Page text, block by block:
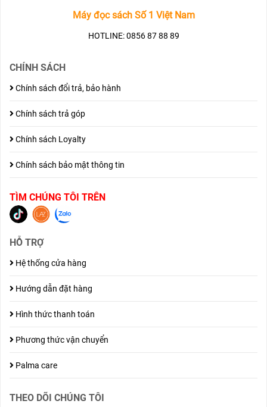
Máy đọc sách Số 1 Việt Nam
HOTLINE: 0856 87 88 89
CHÍNH SÁCH
Chính sách đổi trả, bảo hành
Chính sách trả góp
Chính sách Loyalty
Chính sách bảo mật thông tin
TÌM CHÚNG TÔI TRÊN
HỖ TRỢ
Hệ thống cửa hàng
Hướng dẫn đặt hàng
Hình thức thanh toán
Phương thức vận chuyển
Palma care
THEO DÕI CHÚNG TÔI